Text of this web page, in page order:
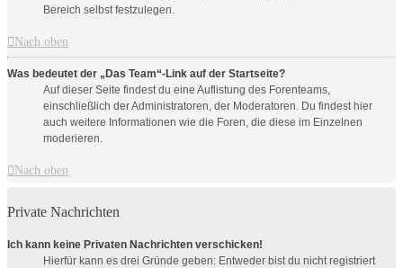
Bereich selbst festzulegen.
Nach oben
Was bedeutet der „Das Team“-Link auf der Startseite?
Auf dieser Seite findest du eine Auflistung des Forenteams,
einschließlich der Administratoren, der Moderatoren. Du findest hier
auch weitere Informationen wie die Foren, die diese im Einzelnen
moderieren.
Nach oben
Private Nachrichten
Ich kann keine Privaten Nachrichten verschicken!
Hierfür kann es drei Gründe geben: Entweder bist du nicht registriert